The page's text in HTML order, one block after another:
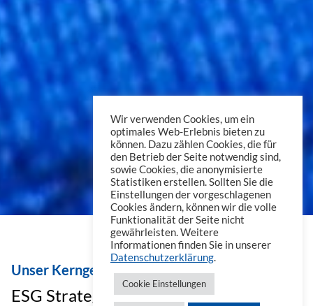
Unser Kerngeschäft als Basis
ESG Strategie
Wir verwenden Cookies, um ein
optimales Web-Erlebnis bieten zu
können. Dazu zählen Cookies, die für
den Betrieb der Seite notwendig sind,
sowie Cookies, die anonymisierte
Statistiken erstellen. Sollten Sie die
Einstellungen der vorgeschlagenen
Cookies ändern, können wir die volle
Funktionalität der Seite nicht
gewährleisten. Weitere
Informationen finden Sie in unserer
Datenschutzerklärung.
Cookie Einstellungen